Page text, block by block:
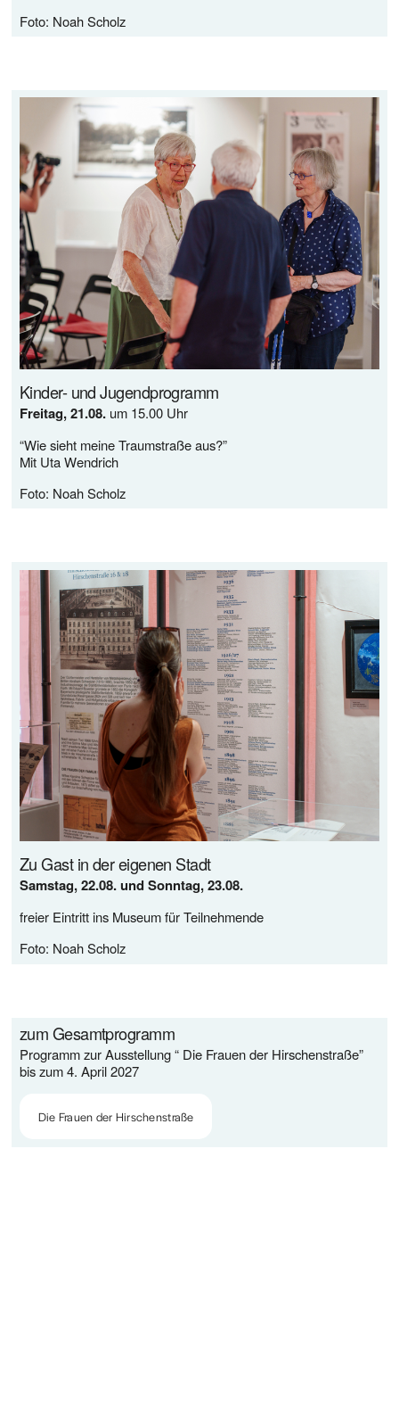
Foto: Noah Scholz
Kinder- und Jugendprogramm
Freitag, 21.08. um 15.00 Uhr
“Wie sieht meine Traumstraße aus?”
Mit Uta Wendrich
Foto: Noah Scholz
Zu Gast in der eigenen Stadt
Samstag, 22.08. und Sonntag, 23.08.
freier Eintritt ins Museum für Teilnehmende
Foto: Noah Scholz
zum Gesamtprogramm
Programm zur Ausstellung “ Die Frauen der Hirschenstraße”
bis zum 4. April 2027
Die Frauen der Hirschenstraße